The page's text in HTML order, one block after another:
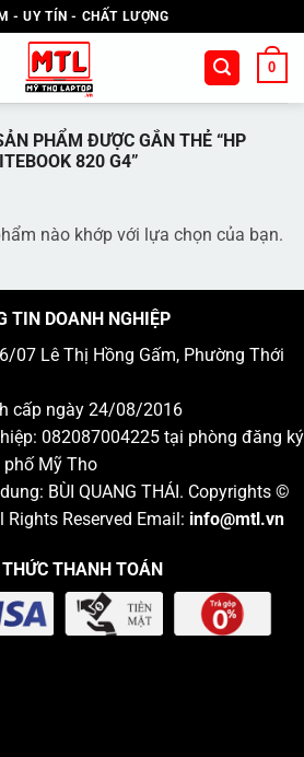
- UY TÍN - CHẤT LƯỢNG
0
PHẨM ĐƯỢC GẮN THẺ “HP
820 G4”
nào khớp với lựa chọn của bạn.
TIN DOANH NGHIỆP
07 Lê Thị Hồng Gấm, Phường Thới
cấp ngày 24/08/2016
082087004225 tại phòng đăng ký
phố Mỹ Tho
BÙI QUANG THÁI. Copyrights ©
Rights Reserved Email: info@mtl.vn
THANH TOÁN